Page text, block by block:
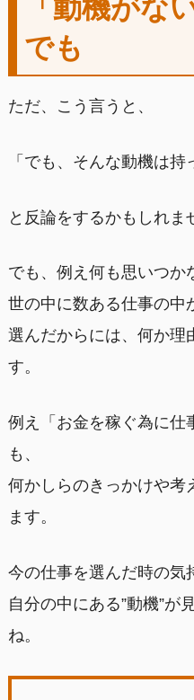
「動機がな
でも
ただ、こう言うと、
「でも、そんな動機は持
と反論をするかもしれま
でも、例え何も思いつか
世の中に数ある仕事の中
選んだからには、何か理
す。
例え「お金を稼ぐ為に仕
も、
何かしらのきっかけや考
ます。
今の仕事を選んだ時の気
自分の中にある”動機”が
ね。